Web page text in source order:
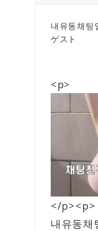
내유동채팅
ゲスト
<p>
</p><p>
내유동채